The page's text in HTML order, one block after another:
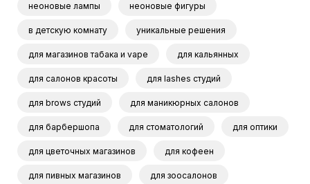
неоновые лампы неоновые фигуры
в детскую комнату уникальные решения
для магазинов табака и vape для кальянных
для салонов красоты для lashes студий
для brows студий для маникюрных салонов
для барбершопа для стоматологий для оптики
для цветочных магазинов для кофеен
для пивных магазинов для зоосалонов